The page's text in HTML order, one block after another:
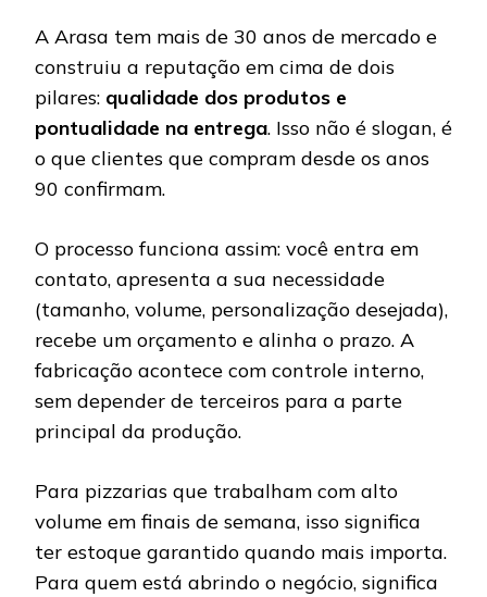
A Arasa tem mais de 30 anos de mercado e
construiu a reputação em cima de dois
pilares: qualidade dos produtos e
pontualidade na entrega. Isso não é slogan, é
o que clientes que compram desde os anos
90 confirmam.
O processo funciona assim: você entra em
contato, apresenta a sua necessidade
(tamanho, volume, personalização desejada),
recebe um orçamento e alinha o prazo. A
fabricação acontece com controle interno,
sem depender de terceiros para a parte
principal da produção.
Para pizzarias que trabalham com alto
volume em finais de semana, isso significa
ter estoque garantido quando mais importa.
Para quem está abrindo o negócio, significa